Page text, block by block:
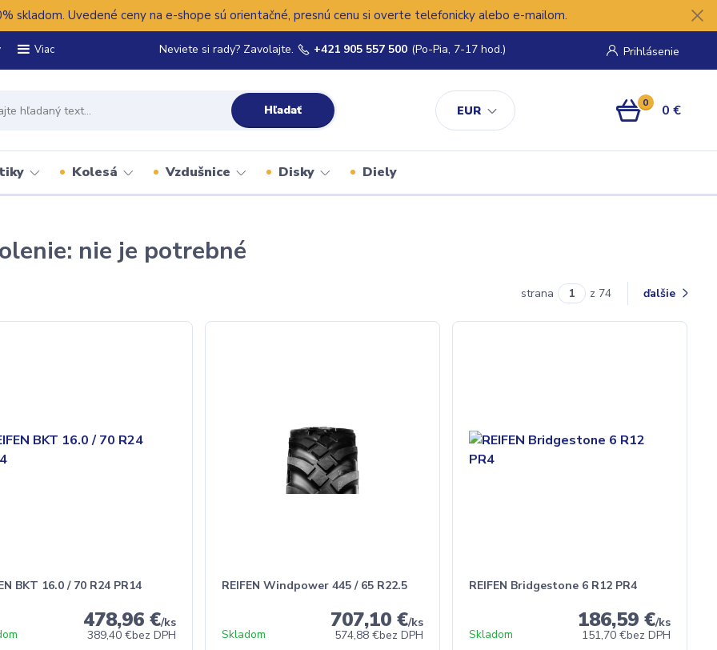
skladom. Uvedené ceny na e-shope sú orientačné, presnú cenu si overte telefonicky alebo e-mailom.
Viac
EUR
Prihlásenie
Hľadať
Neviete si rady? Zavolajte. +421 905 557 500 (Po-Pia, 7-17 hod.)
0 0 €
Kolesá Vzdušnice Disky Diely
nie je potrebné
strana z 74 ďalšie
BKT 16.0 / 70 R24 PR14
478,96 €/ks
389,40 €bez DPH
REIFEN Windpower 445 / 65 R22.5
707,10 €/ks
574,88 €bez DPH
Skladom
REIFEN Bridgestone 6 R12 PR4
186,59 €/ks
151,70 €bez DPH
Skladom